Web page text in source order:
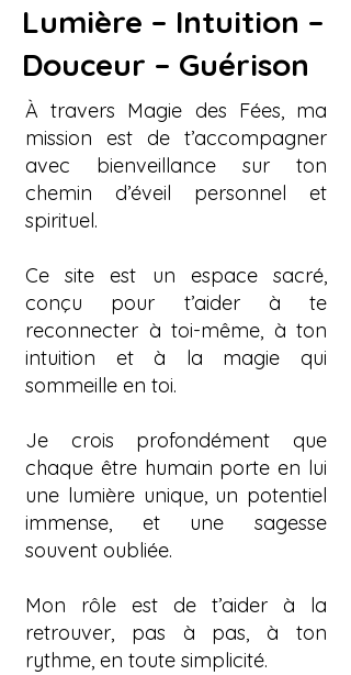
Lumière – Intuition –
Douceur – Guérison
À travers Magie des Fées, ma
mission est de t’accompagner
avec bienveillance sur ton
chemin d’éveil personnel et
spirituel.
Ce site est un espace sacré,
conçu pour t’aider à te
reconnecter à toi-même, à ton
intuition et à la magie qui
sommeille en toi.
Je crois profondément que
chaque être humain porte en lui
une lumière unique, un potentiel
immense, et une sagesse
souvent oubliée.
Mon rôle est de t’aider à la
retrouver, pas à pas, à ton
rythme, en toute simplicité.